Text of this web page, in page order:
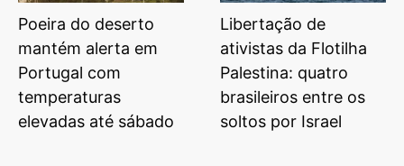
Poeira do deserto
mantém alerta em
Portugal com
temperaturas
elevadas até sábado
Libertação de
ativistas da Flotilha
Palestina: quatro
brasileiros entre os
soltos por Israel